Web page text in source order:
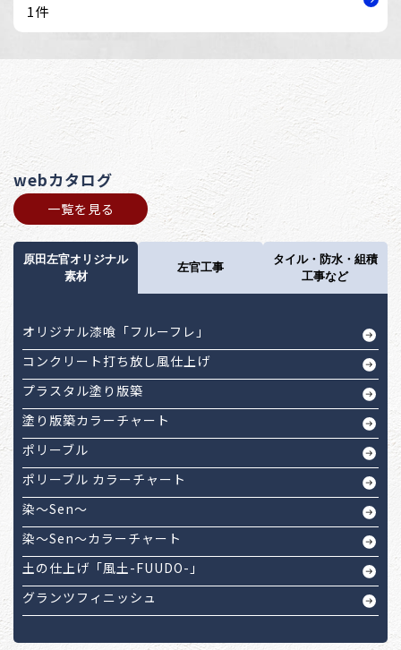
1件
webカタログ
一覧を見る
原田左官オリジナル
素材
左官工事
タイル・防水・組積
工事など
オリジナル漆喰「フルーフレ」
コンクリート打ち放し風仕上げ
プラスタル塗り版築
塗り版築カラーチャート
ポリーブル
ポリーブル カラーチャート
染～Sen～
染～Sen～カラーチャート
土の仕上げ「風土-FUUDO-」
グランツフィニッシュ